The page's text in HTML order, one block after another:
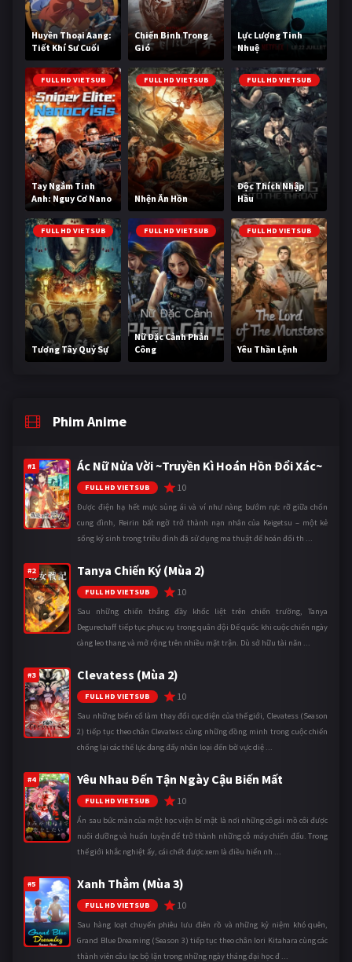
Huyền Thoại Aang:
Tiết Khí Sư Cuối
Cùng
Chiến Binh Trong
Gió
Lực Lượng Tinh
Nhuệ
FULL HD VIETSUB
Tay Ngắm Tinh
Anh: Nguy Cơ Nano
FULL HD VIETSUB
Nhện Ăn Hồn
FULL HD VIETSUB
Độc Thích Nhập
Hầu
FULL HD VIETSUB
Tương Tây Quỷ Sự
FULL HD VIETSUB
Nữ Đặc Cảnh Phản
Công
FULL HD VIETSUB
Yêu Thần Lệnh
Phim Anime
#1 Ác Nữ Nửa Vời ~Truyền Kì Hoán Hồn Đổi Xác~
FULL HD VIETSUB 10
Được điện hạ hết mực sủng ái và ví như nàng bướm rực rỡ giữa chốn
cung đình, Reirin bất ngờ trở thành nạn nhân của Keigetsu – một kẻ
sống ký sinh trong triều đình đã sử dụng ma thuật để hoán đổi th ...
#2 Tanya Chiến Ký (Mùa 2)
FULL HD VIETSUB 10
Sau những chiến thắng đầy khốc liệt trên chiến trường, Tanya
Degurechaff tiếp tục phục vụ trong quân đội Đế quốc khi cuộc chiến ngày
càng leo thang và mở rộng trên nhiều mặt trận. Dù sở hữu tài năn ...
#3 Clevatess (Mùa 2)
FULL HD VIETSUB 10
Sau những biến cố làm thay đổi cục diện của thế giới, Clevatess (Season
2) tiếp tục theo chân Clevatess cùng những đồng minh trong cuộc chiến
chống lại các thế lực đang đẩy nhân loại đến bờ vực diệ ...
#4 Yêu Nhau Đến Tận Ngày Cậu Biến Mất
FULL HD VIETSUB 10
Ẩn sau bức màn của một học viện bí mật là nơi những cô gái mồ côi được
nuôi dưỡng và huấn luyện để trở thành những cỗ máy chiến đấu. Trong
thế giới khắc nghiệt ấy, cái chết được xem là điều hiển nh ...
#5 Xanh Thẳm (Mùa 3)
FULL HD VIETSUB 10
Sau hàng loạt chuyến phiêu lưu điên rồ và những kỷ niệm khó quên,
Grand Blue Dreaming (Season 3) tiếp tục theo chân Iori Kitahara cùng các
thành viên câu lạc bộ lặn trong những ngày tháng đại học đ ...